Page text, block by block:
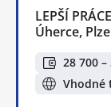
LEPŠÍ
Úherce,
28 700 –
Vhodné